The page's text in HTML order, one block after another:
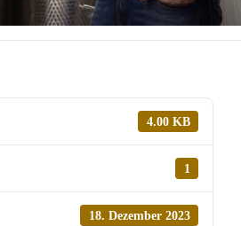
4.00 KB
1
18. Dezember 2023